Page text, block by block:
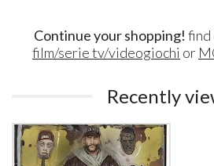
Continue your shopping! find
film/serie tv/videogiochi or
Recently